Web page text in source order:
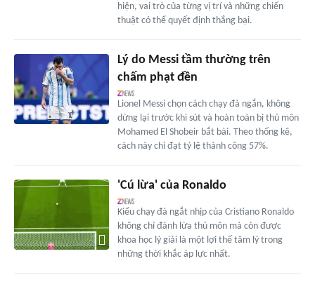
hiện, vai trò của từng vị trí và những chiến
thuật có thể quyết định thắng bại.
Lý do Messi tầm thường trên
chấm phạt đền
Lionel Messi chọn cách chạy đà ngắn, không
dừng lại trước khi sút và hoàn toàn bị thủ môn
Mohamed El Shobeir bắt bài. Theo thống kê,
cách này chỉ đạt tỷ lệ thành công 57%.
'Cú lừa' của Ronaldo
Kiểu chạy đà ngắt nhịp của Cristiano Ronaldo
không chỉ đánh lừa thủ môn mà còn được
khoa học lý giải là một lợi thế tâm lý trong
những thời khắc áp lực nhất.